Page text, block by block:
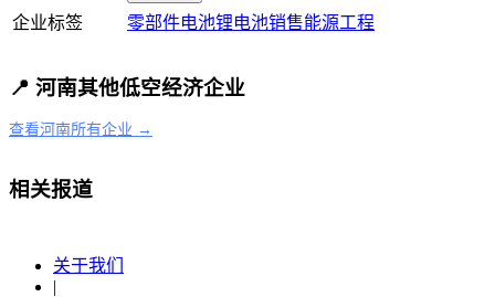
企业标签 零部件电池锂电池销售能源工程
📍 河南其他低空经济企业
查看河南所有企业 →
相关报道
关于我们
|